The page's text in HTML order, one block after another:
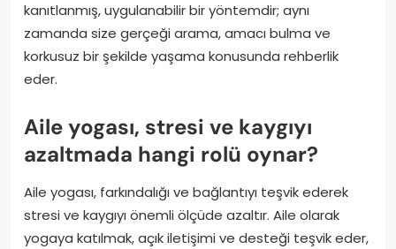
kanıtlanmış, uygulanabilir bir yöntemdir; aynı
zamanda size gerçeği arama, amacı bulma ve
korkusuz bir şekilde yaşama konusunda rehberlik
eder.
Aile yogası, stresi ve kaygıyı
azaltmada hangi rolü oynar?
Aile yogası, farkındalığı ve bağlantıyı teşvik ederek
stresi ve kaygıyı önemli ölçüde azaltır. Aile olarak
yogaya katılmak, açık iletişimi ve desteği teşvik eder,